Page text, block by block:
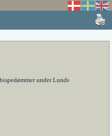
under Lunds